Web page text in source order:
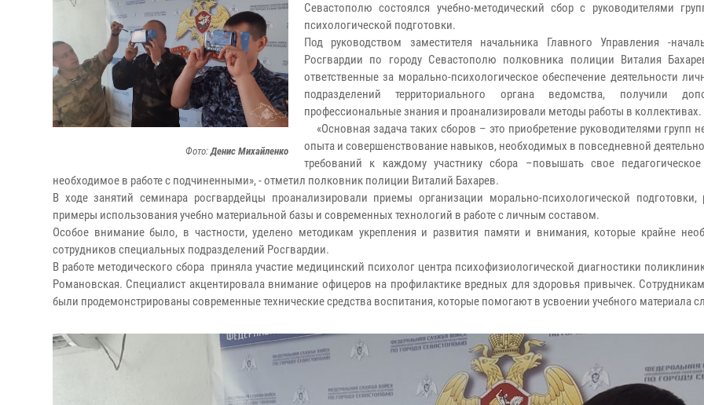
Фото:Денис Михайленко
Севастополю состоялся учебно-методический сбор с руководителями
психологической подготовки.
Под руководством заместителя начальника Главного Управления -
Росгвардии по городу Севастополю полковника полиции Виталия
ответственные за морально-психологическое обеспечение деятельности
подразделений территориального органа ведомства, получили
профессиональные знания и проанализировали методы работы в коллективах.
«Основная задача таких сборов – это приобретение руководителями групп
опыта и совершенствование навыков, необходимых в повседневной
требований к каждому участнику сбора –повышать свое педагогическое
необходимое в работе с подчиненными», - отметил полковник полиции Виталий Бахарев.
В ходе занятий семинара росгвардейцы проанализировали приемы организации морально-психологической подготовки,
примеры использования учебно материальной базы и современных технологий в работе с личным составом.
Особое внимание было, в частности, уделено методикам укрепления и развития памяти и внимания, которые крайне
сотрудников специальных подразделений Росгвардии.
В работе методического сбора приняла участие медицинский психолог центра психофизиологической диагностики
Романовская. Специалист акцентировала внимание офицеров на профилактике вредных для здоровья привычек.
были продемонстрированы современные технические средства воспитания, которые помогают в усвоении учебного материала